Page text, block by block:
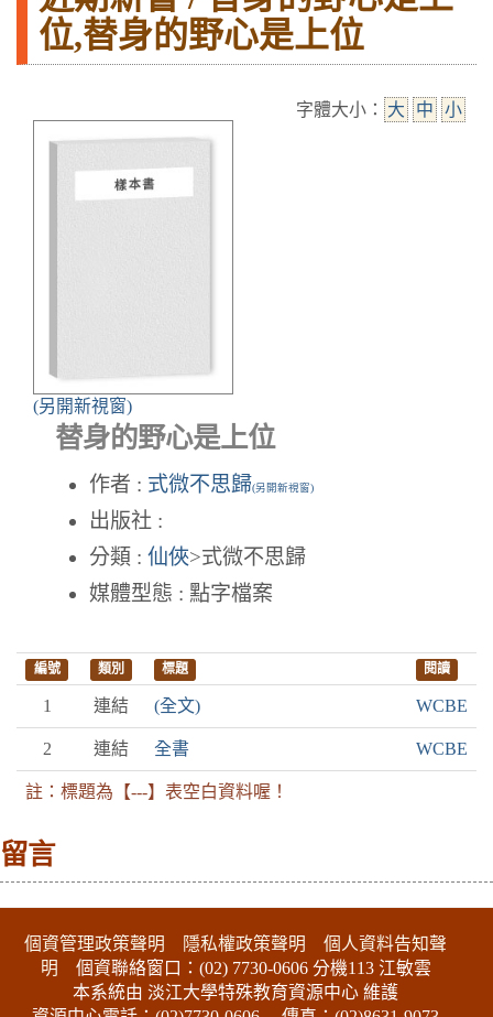
位,替身的野心是上位
字體大小： 大 中 小
(另開新視窗)
替身的野心是上位
作者 : 式微不思歸(另開新視窗)
出版社 :
分類 : 仙俠>式微不思歸
媒體型態 : 點字檔案
編號 類別 標題 閱讀
1 連結 (全文) WCBE
2 連結 全書 WCBE
註：標題為【---】表空白資料喔！
留言
個資管理政策聲明 隱私權政策聲明
個人資料告知聲
明 個資聯絡窗口：(02) 7730-0606 分機113 江敏雲
本系統由 淡江大學特殊教育資源中心 維護